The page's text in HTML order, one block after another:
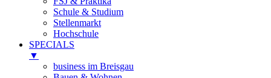
Schule & Studium
Stellenmarkt
Hochschule
SPECIALS
▼
business im Breisgau